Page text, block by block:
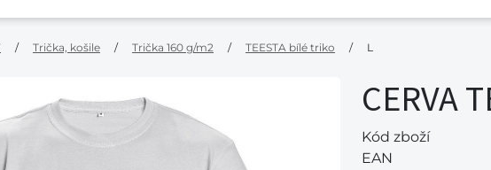
/ Trička, košile / Trička 160 g/m2 / TEESTA bílé triko / L
CERVA
Kód zboží
EAN